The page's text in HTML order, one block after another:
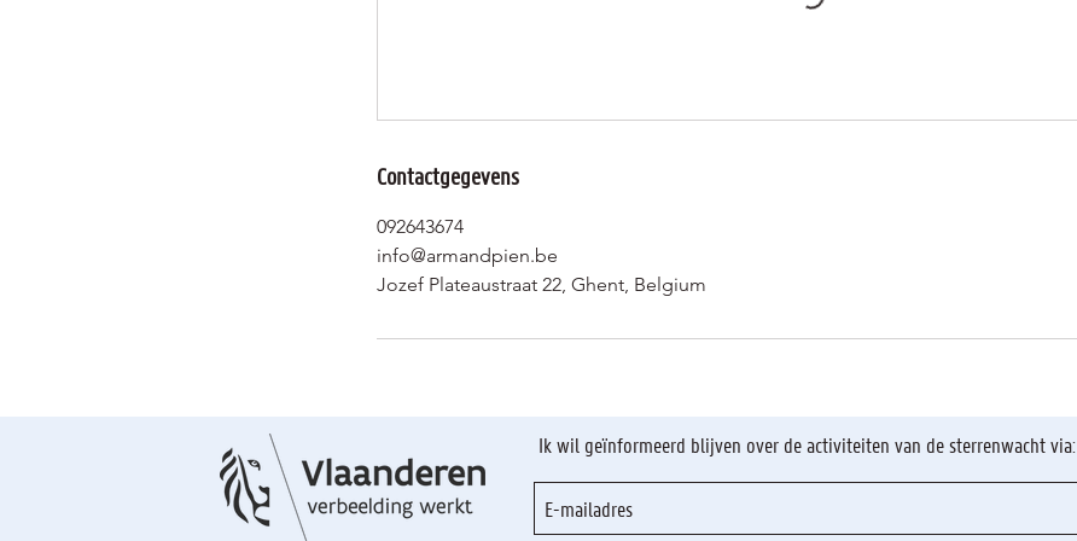
Contactgegevens
092643674
info@armandpien.be
Jozef Plateaustraat 22, Ghent, Belgium
Ik wil geïnformeerd blijven over de activiteiten van de sterrenwacht via: